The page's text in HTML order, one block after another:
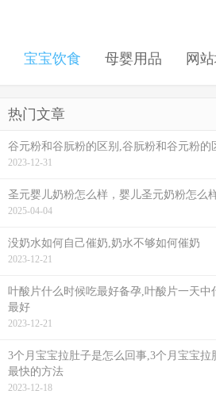
宝宝饮食 母婴用品 网
热门文章
谷元粉和谷朊粉的区别,谷朊粉和谷元粉的
2023-12-31
圣元婴儿奶粉怎么样，婴儿圣元奶粉怎么
2025-04-04
没奶水如何自己催奶,奶水不够如何催奶
2023-12-21
叶酸片什么时候吃最好备孕,叶酸片一天中
最好
2023-12-21
3个月宝宝拉肚子是怎么回事,3个月宝宝拉
最快的方法
2023-12-18